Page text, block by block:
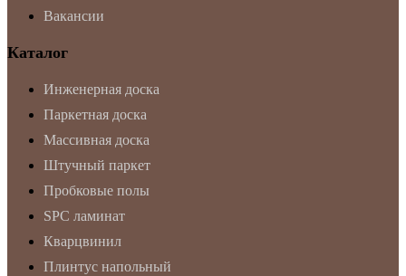
Вакансии
Каталог
Инженерная доска
Паркетная доска
Массивная доска
Штучный паркет
Пробковые полы
SPC ламинат
Кварцвинил
Плинтус напольный